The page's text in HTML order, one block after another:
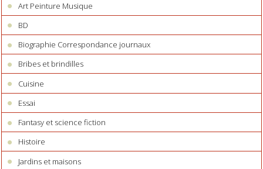
Art Peinture Musique
BD
Biographie Correspondance journaux
Bribes et brindilles
Cuisine
Essai
Fantasy et science fiction
Histoire
Jardins et maisons